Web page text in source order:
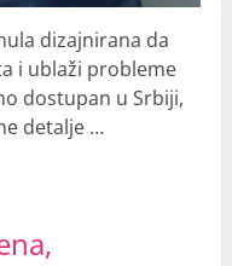
dizajnirana da
i ublaži probleme
dostupan u Srbiji,
detalje …